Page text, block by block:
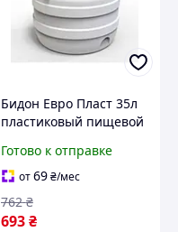
Бидон Евро Пласт 35л
пластиковый пищевой
|neper-1734|
Готово к отправке
от69₴/мес
693₴
762 ₴